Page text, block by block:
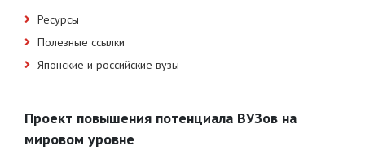
Ресурсы
Полезные ссылки
Японские и российские вузы
Проект повышения потенциала ВУЗов на
мировом уровне